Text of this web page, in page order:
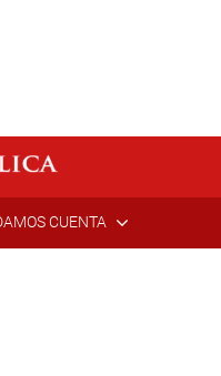
CUENTA